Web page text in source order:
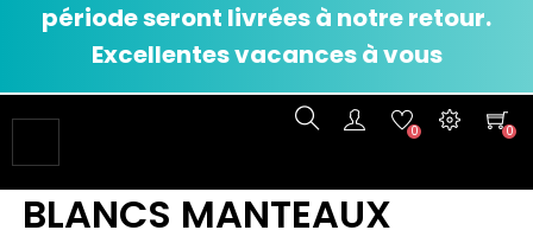
période seront livrées à notre retour.
Excellentes vacances à vous
la
navigation
0 0
BLANCS MANTEAUX